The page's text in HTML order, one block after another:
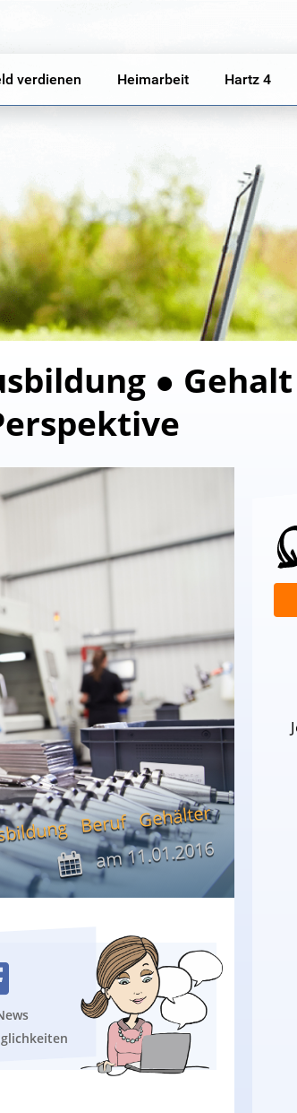
verdienen Heimarbeit Hartz 4
●
Beruf Gehälter
am11.01.2016